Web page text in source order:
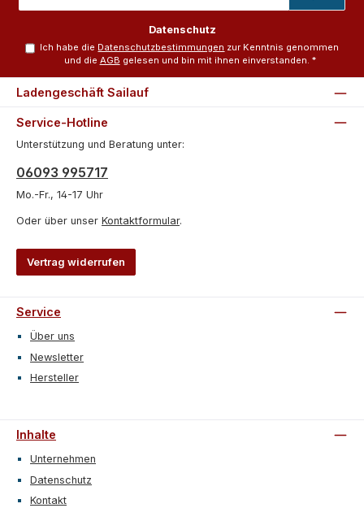
Datenschutz
Ich habe die Datenschutzbestimmungen zur Kenntnis genommen
und die AGB gelesen und bin mit ihnen einverstanden. *
Service-Hotline
Unterstützung und Beratung unter:
06093 995717
Mo.-Fr., 14-17 Uhr
Oder über unser Kontaktformular.
Vertrag widerrufen
Ladengeschäft Sailauf
Service
Über uns
Newsletter
Hersteller
Inhalte
Unternehmen
Datenschutz
Kontakt